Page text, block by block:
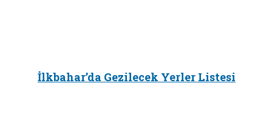
İlkbahar’da Gezilecek Yerler Listesi